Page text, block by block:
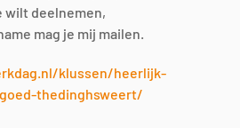
wilt deelnemen,
mag je mij mailen.
klussen/heerlijk-
thedinghsweert/